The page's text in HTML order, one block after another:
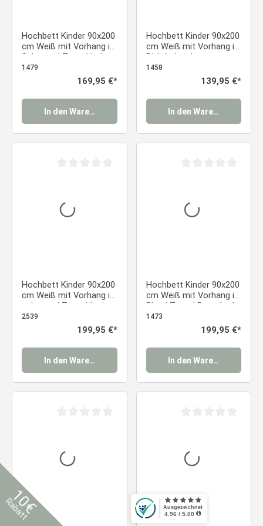
Hochbett Kinder 90x200
cm Weiß mit Vorhang in
Schwarz | Tunnel | ohne
Lattenrost | Pirat |
1479
Regulärer Preis:
169,95 €*
In den Warenkorb
Hochbett Kinder 90x200
cm Weiß mit Vorhang in
Pink | ohne Lattenrost
1458
Regulärer Preis:
139,95 €*
In den Warenkorb
Hochbett Kinder 90x200
cm Weiß mit Vorhang in
schwarz | Tunnel | mit
Lattenrost
2539
Regulärer Preis:
199,95 €*
In den Warenkorb
Hochbett Kinder 90x200
cm Weiß mit Vorhang in
Blau | Turm | Rutsche |
ohne Lattenrost |
1473
Regulärer Preis:
199,95 €*
In den Warenkorb
10€
Rabatt